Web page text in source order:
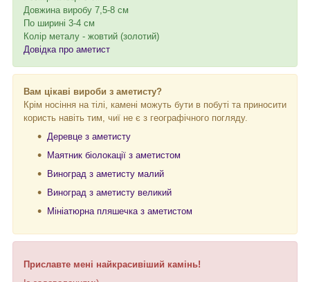
Довжина виробу 7,5-8 см
По ширині 3-4 см
Колір металу - жовтий (золотий)
Довідка про аметист
Вам цікаві вироби з аметисту?
Крім носіння на тілі, камені можуть бути в побуті та приносити
користь навіть тим, чиї не є з географічного погляду.
Деревце з аметисту
Маятник біолокації з аметистом
Виноград з аметисту малий
Виноград з аметисту великий
Мініатюрна пляшечка з аметистом
Приславте мені найкрасивіший камінь!